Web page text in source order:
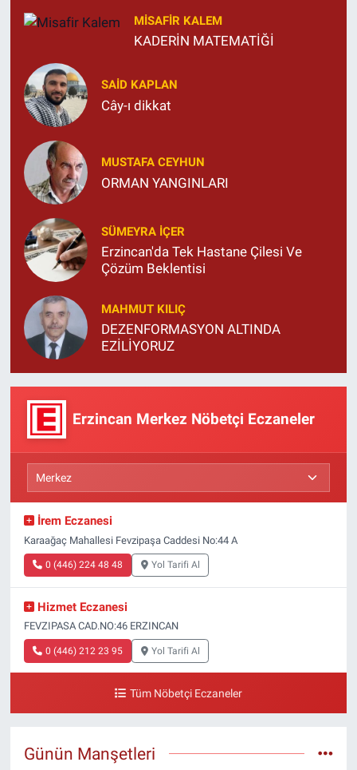
MISAFIR KALEM
KADERİN MATEMATİĞİ
SAID KAPLAN
Cây-ı dikkat
MUSTAFA CEYHUN
ORMAN YANGINLARI
SÜMEYRA İÇER
Erzincan'da Tek Hastane Çilesi Ve
Çözüm Beklentisi
MAHMUT KILIÇ
DEZENFORMASYON ALTINDA
EZİLİYORUZ
Erzincan Merkez Nöbetçi Eczaneler
İrem Eczanesi
Karaağaç Mahallesi Fevzipaşa Caddesi No:44 A
0 (446) 224 48 48 Yol Tarifi Al
Hizmet Eczanesi
FEVZIPASA CAD.NO:46 ERZINCAN
0 (446) 212 23 95 Yol Tarifi Al
Tüm Nöbetçi Eczaneler
Günün Manşetleri